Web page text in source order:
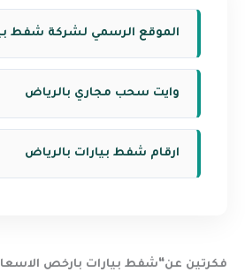
الموقع الرسمي لشركة شفط
وايت سحب مجاري بالرياض
ارقام شفط بيارات بالرياض
فكرتين عن“شفط بيارات بارخص